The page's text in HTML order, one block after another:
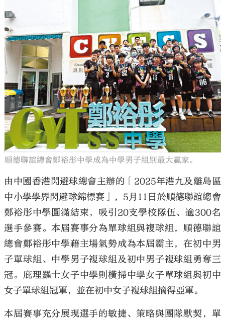
順德聯誼總會鄭裕彤中學成為中學男子組別最大贏家。
由中國香港閃避球總會主辦的「2025年港九及離島區
中小學學界閃避球錦標賽」，5⽉11日於順德聯誼總會
鄭裕彤中學圓滿結束，吸引20支學校隊伍、逾300名
選手參賽。本屆賽事分為單球組與複球組，順德聯誼
總會鄭裕彤中學藉主場氣勢成為本屆霸主，在初中男
子單球組、中學男子複球組及初中男子複球組勇奪三
冠。庇理羅士女子中學則橫掃中學女子單球組與初中
女子單球組冠軍，並在初中女子複球組摘得亞軍。
本屆賽事充分展現選手的敏捷、策略與團隊默契，單